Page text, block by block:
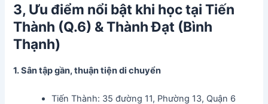
3, Ưu điểm nổi bật khi học tại Tiến
Thành (Q.6) & Thành Đạt (Bình
Thạnh)
1. Sân tập gần, thuận tiện di chuyển
Tiến Thành: 35 đường 11, Phường 13, Quận 6